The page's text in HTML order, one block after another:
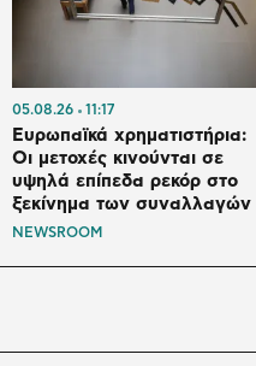
05.08.26 11:17
Ευρωπαϊκά χρηματιστήρια:
Οι μετοχές κινούνται σε
υψηλά επίπεδα ρεκόρ στο
ξεκίνημα των συναλλαγών
NEWSROOM